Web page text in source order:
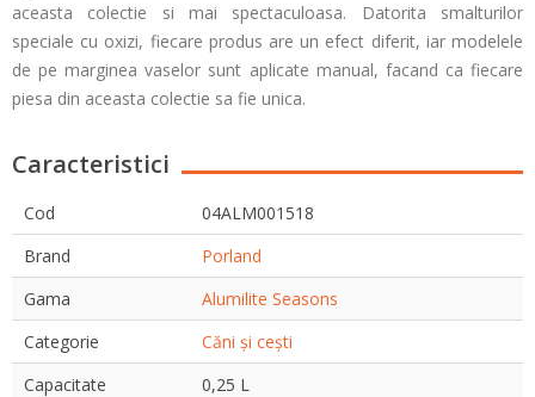
aceasta colectie si mai spectaculoasa. Datorita smalturilor
speciale cu oxizi, fiecare produs are un efect diferit, iar modelele
de pe marginea vaselor sunt aplicate manual, facand ca fiecare
piesa din aceasta colectie sa fie unica.
Caracteristici
Cod
04ALM001518
Brand
Porland
Gama
Alumilite Seasons
Categorie
Căni și cești
Capacitate
0,25 L